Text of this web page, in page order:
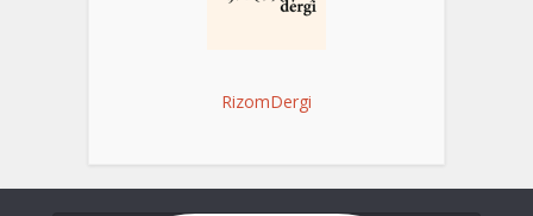
RizomDergi